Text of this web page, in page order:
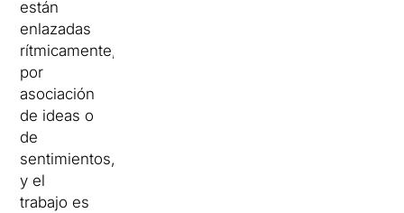
están
enlazadas
rítmicamente,
por
asociación
de ideas o
de
sentimientos,
y el
trabajo es